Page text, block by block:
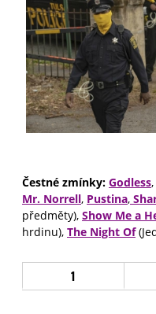
Čestné zmínky: Godless,
Mr. Norrell, Pustina,
předměty), Show Me a
hrdinu), The Night Of
1